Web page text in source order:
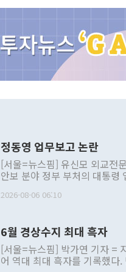
정동영 업무보고 논란
[서울=뉴스핌] 유신모 외교전
안보 분야 정부 부처의 대통령
발언 중에는 정부 내 조율을 거
주의적 희망에 근거한 비현실
관의 대북 정책 관련 발언이
관 부처 장관이 공개적으로 부
관의 무리한 대북 접근법과 월
2026-08-06 06:10
6월 경상수지 최대 흑자
[서울=뉴스핌] 박가연 기자 =
어 역대 최대 흑자를 기록했다